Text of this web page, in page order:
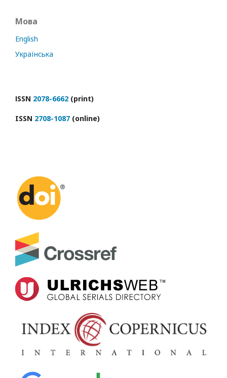
Мова
English
Українська
ІSSN 2078-6662 (print)
ISSN 2708-1087 (online)